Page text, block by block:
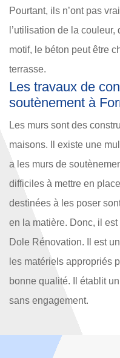
Pourtant, ils n’ont pas
l’utilisation de la
motif, le béton peut être
terrasse.
Les travaux de
soutènement à
Les murs sont des
maisons. Il existe une
a les murs de
difficiles à mettre en
destinées à les poser
en la matière. Donc, il
Dole Rénovation. Il est
les matériels appropriés
bonne qualité. Il établit
sans engagement.